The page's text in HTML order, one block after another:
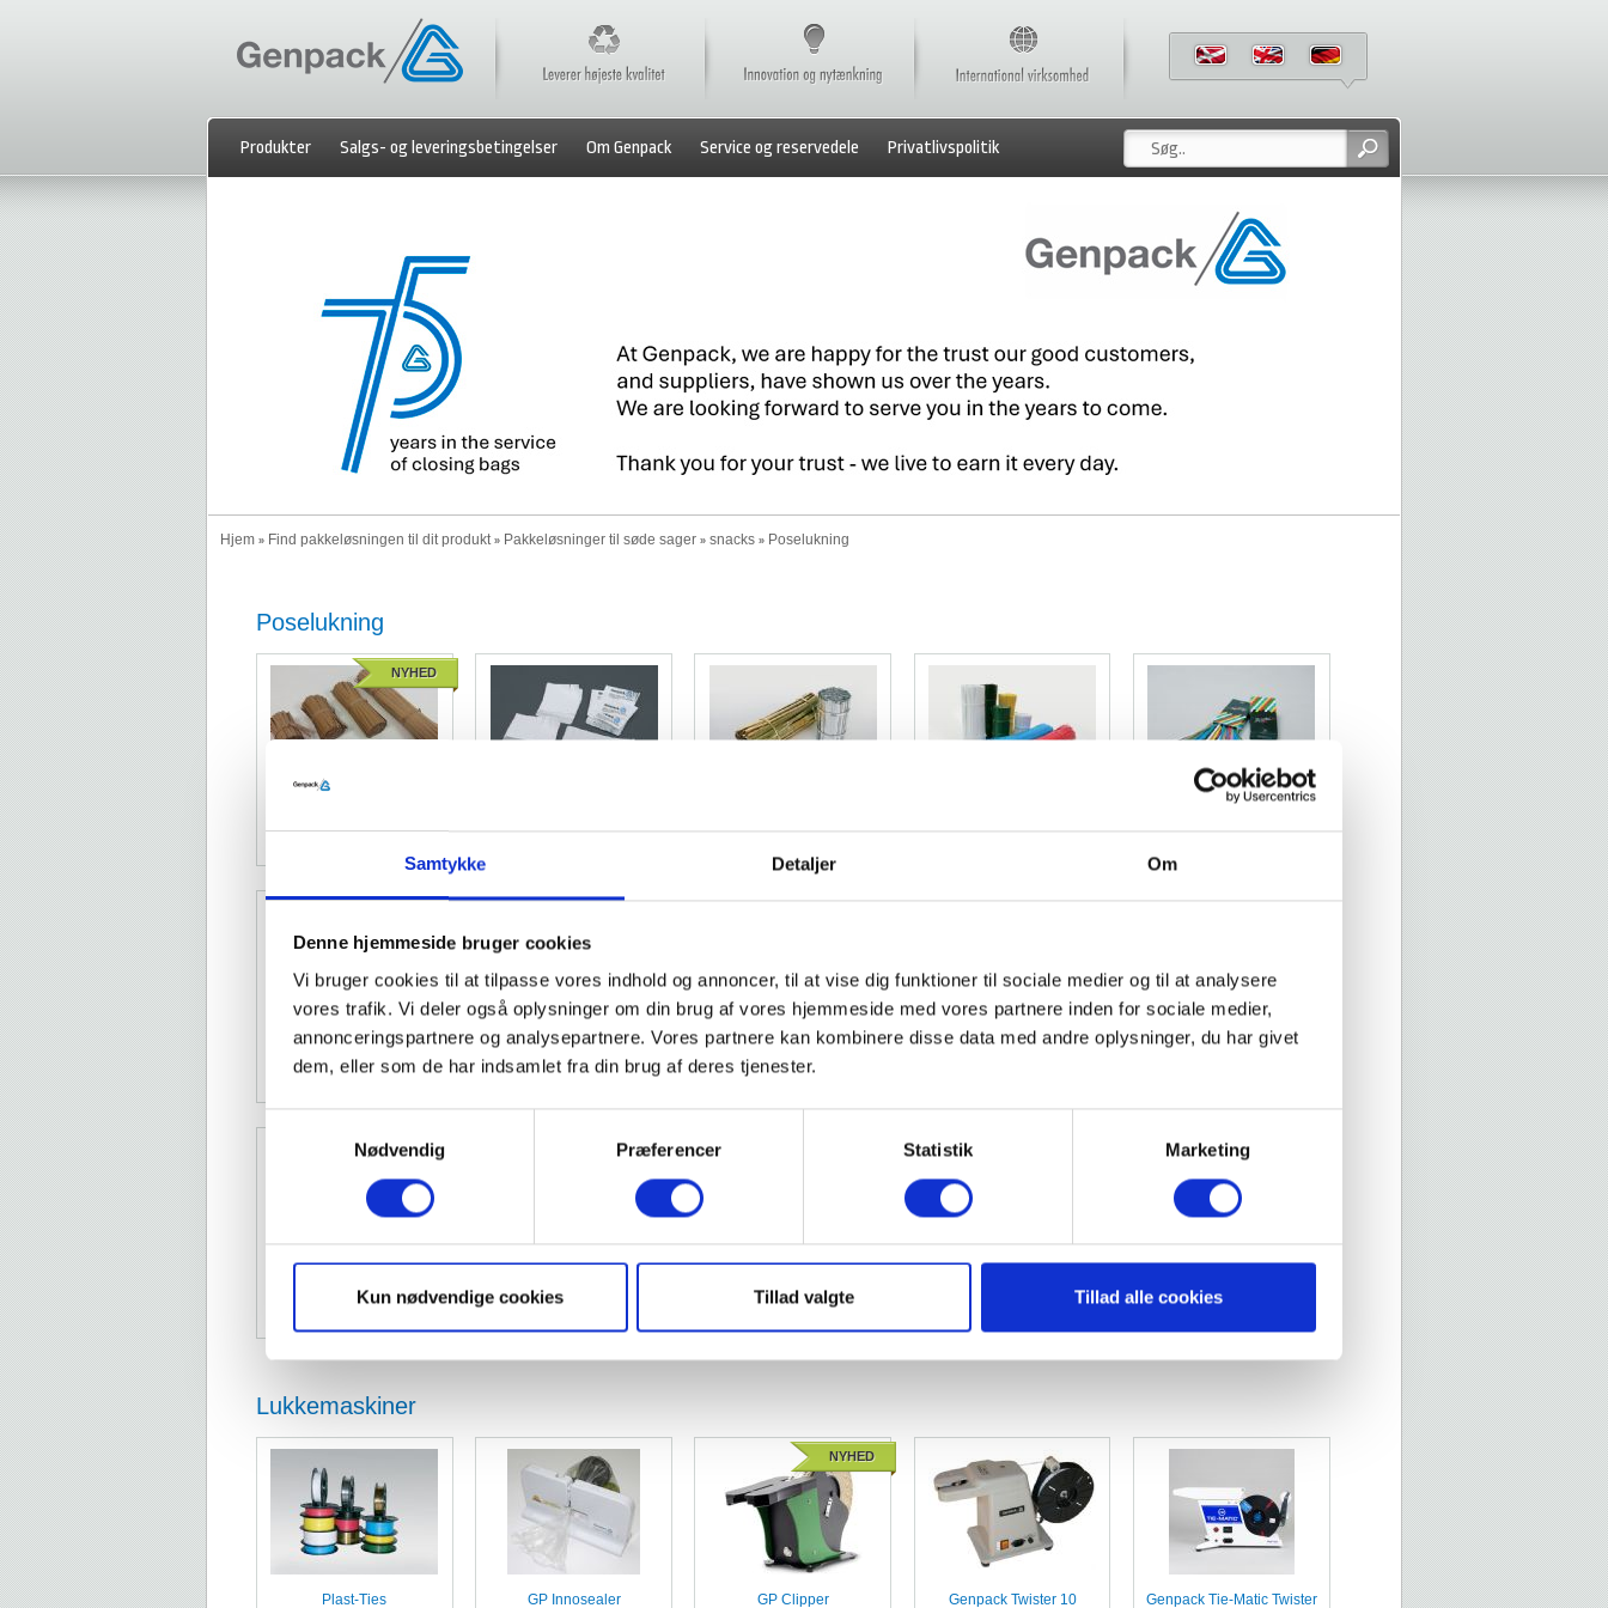
Samtykke Detaljer Om
Denne hjemmeside bruger cookies
Vi bruger cookies til at tilpasse vores indhold og annoncer, til at vise dig funktioner til sociale medier og til at analysere
vores trafik. Vi deler også oplysninger om din brug af vores hjemmeside med vores partnere inden for sociale medier,
annonceringspartnere og analysepartnere. Vores partnere kan kombinere disse data med andre oplysninger, du har givet
dem, eller som de har indsamlet fra din brug af deres tjenester.
Nødvendig
Præferencer Statistik Marketing
Kun nødvendige cookies Tillad valgte Tillad alle cookies
Produkter Salgs- og leveringsbetingelser Om Genpack Service og reservedele Privatlivspolitik
Hjem » Find pakkeløsningen til dit produkt» Pakkeløsninger til søde sager » snacks » Poselukning
Poselukning
NYHED
perforeret i sæt.
Plast-Ties Gun-Clips
GP Clip-Ties / GP U-Clip-
Flagclips Clips til søsygeposer Clipbånd
Lukkemaskiner
Plast-Ties GP Innosealer
NYHED
GP Clipper Genpack Twister 10 Genpack Tie-Matic Twister